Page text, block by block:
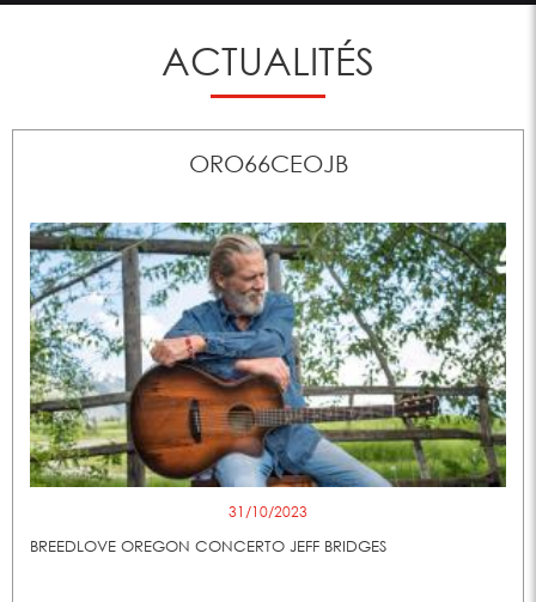
ACTUALITÉS
ORO66CEOJB
31/10/2023
BREEDLOVE OREGON CONCERTO JEFF BRIDGES